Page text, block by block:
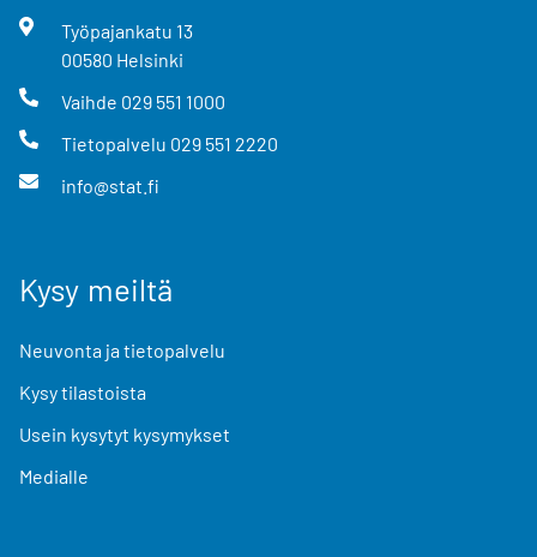
Työpajankatu 13
00580 Helsinki
Vaihde 029 551 1000
Tietopalvelu 029 551 2220
info@stat.fi
Kysy meiltä
Neuvonta ja tietopalvelu
Kysy tilastoista
Usein kysytyt kysymykset
Medialle